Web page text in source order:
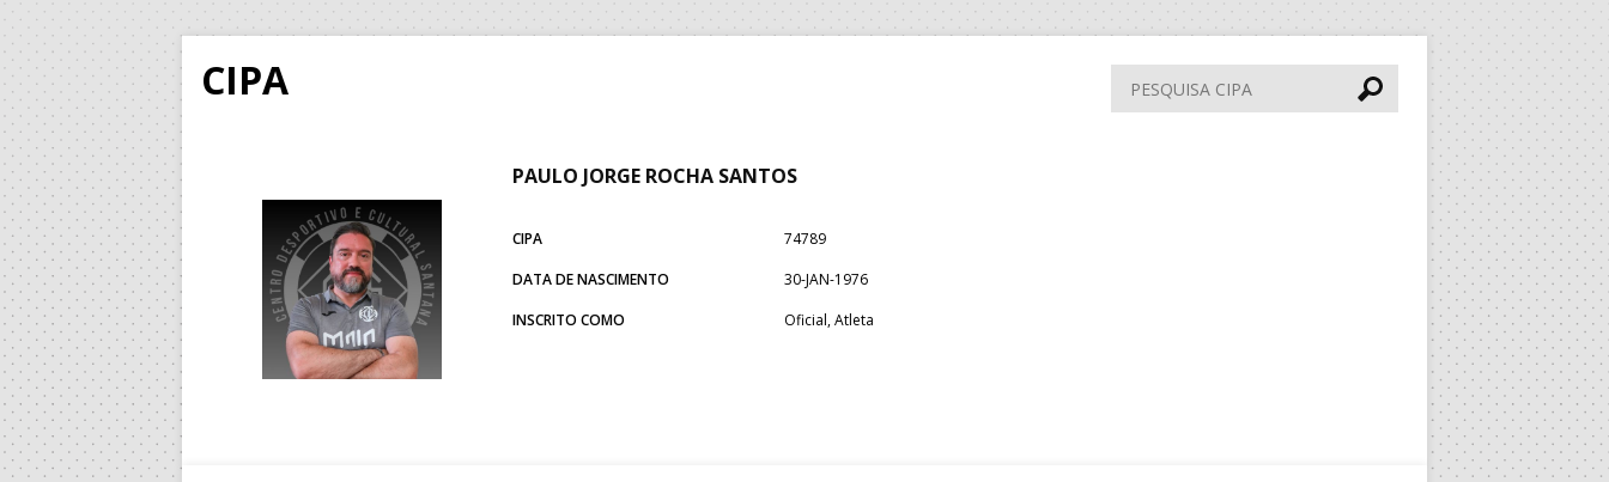
CIPA
Pesquisa
CIPA
PAULO JORGE ROCHA SANTOS
CIPA
74789
DATA DE NASCIMENTO
30-JAN-1976
INSCRITO COMO
Oficial, Atleta